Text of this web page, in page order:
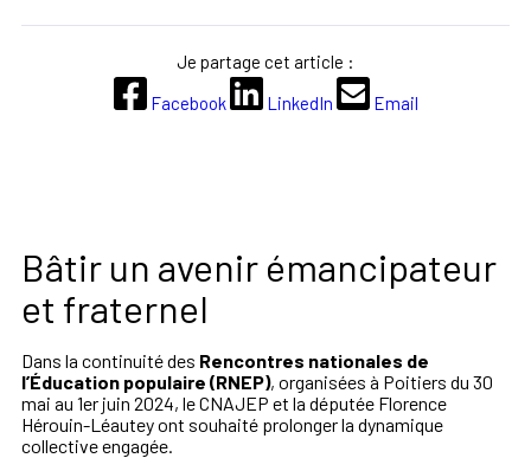
Bâtir un avenir émancipateur
et fraternel
Dans la continuité des Rencontres nationales de
l’Éducation populaire (RNEP), organisées à Poitiers du 30
mai au 1er juin 2024, le CNAJEP et la députée Florence
Hérouin-Léautey ont souhaité prolonger la dynamique
collective engagée.
Je partage cet article :
Facebook
LinkedIn Email